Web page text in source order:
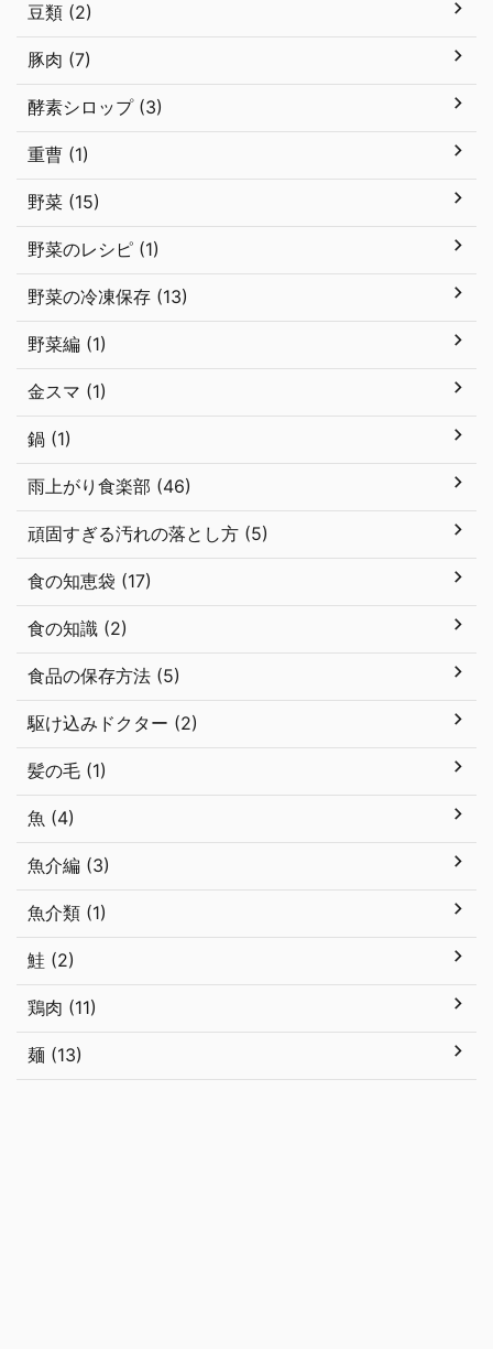
豆類 (2)
豚肉 (7)
酵素シロップ (3)
重曹 (1)
野菜 (15)
野菜のレシピ (1)
野菜の冷凍保存 (13)
野菜編 (1)
金スマ (1)
鍋 (1)
雨上がり食楽部 (46)
頑固すぎる汚れの落とし方 (5)
食の知恵袋 (17)
食の知識 (2)
食品の保存方法 (5)
駆け込みドクター (2)
髪の毛 (1)
魚 (4)
魚介編 (3)
魚介類 (1)
鮭 (2)
鶏肉 (11)
麺 (13)